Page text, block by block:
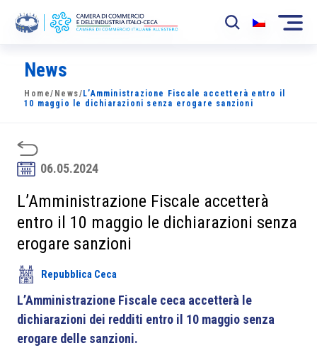
La Camera
News
Sviluppo Mercato
Soci
Partner
Area riservata
News
Home/ News/ L’Amministrazione Fiscale accetterà entro il
10 maggio le dichiarazioni senza erogare sanzioni
06.05.2024
L’Amministrazione Fiscale accetterà
entro il 10 maggio le dichiarazioni senza
erogare sanzioni
Repubblica Ceca
L’Amministrazione Fiscale ceca accetterà le
dichiarazioni dei redditi entro il 10 maggio senza
erogare delle sanzioni.